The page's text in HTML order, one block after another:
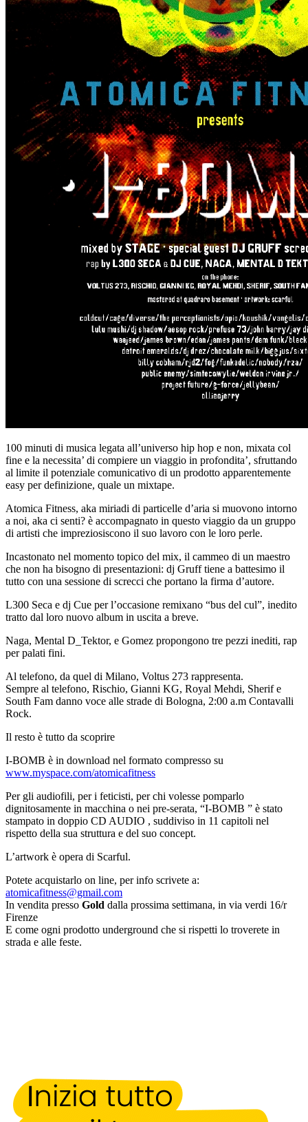
100 minuti di musica legata all’universo hip hop e non, mixata col
fine e la necessita’ di compiere un viaggio in profondita’, sfruttando
al limite il potenziale comunicativo di un prodotto apparentemente
easy per definizione, quale un mixtape.
Atomica Fitness, aka miriadi di particelle d’aria si muovono intorno
a noi, aka ci senti? è accompagnato in questo viaggio da un gruppo
di artisti che impreziosiscono il suo lavoro con le loro perle.
Incastonato nel momento topico del mix, il cammeo di un maestro
che non ha bisogno di presentazioni: dj Gruff tiene a battesimo il
tutto con una sessione di screcci che portano la firma d’autore.
L300 Seca e dj Cue per l’occasione remixano “bus del cul”, inedito
tratto dal loro nuovo album in uscita a breve.
Naga, Mental D_Tektor, e Gomez propongono tre pezzi inediti, rap
per palati fini.
Al telefono, da quel di Milano, Voltus 273 rappresenta.
Sempre al telefono, Rischio, Gianni KG, Royal Mehdi, Sherif e
South Fam danno voce alle strade di Bologna, 2:00 a.m Contavalli
Rock.
Il resto è tutto da scoprire
I-BOMB è in download nel formato compresso su
www.myspace.com/atomicafitness
Per gli audiofili, per i feticisti, per chi volesse pomparlo
dignitosamente in macchina o nei pre-serata, “I-BOMB ” è stato
stampato in doppio CD AUDIO , suddiviso in 11 capitoli nel
rispetto della sua struttura e del suo concept.
L’artwork è opera di Scarful.
Potete acquistarlo on line, per info scrivete a:
atomicafitness@gmail.com
In vendita presso Gold dalla prossima settimana, in via verdi 16/r
Firenze
E come ogni prodotto underground che si rispetti lo troverete in
strada e alle feste.